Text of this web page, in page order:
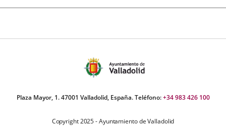
Plaza Mayor, 1. 47001 Valladolid, España. Teléfono:+34 983 426 100
Copyright 2025 - Ayuntamiento de Valladolid